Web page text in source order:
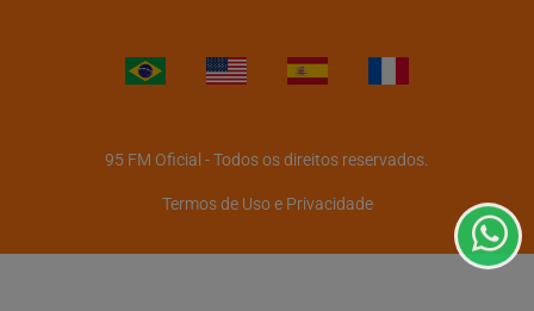
95 FM Oficial - Todos os direitos reservados.
Termos de Uso e Privacidade
Termos de Uso e Privacidade
você concorda com nossos Termos de Uso e